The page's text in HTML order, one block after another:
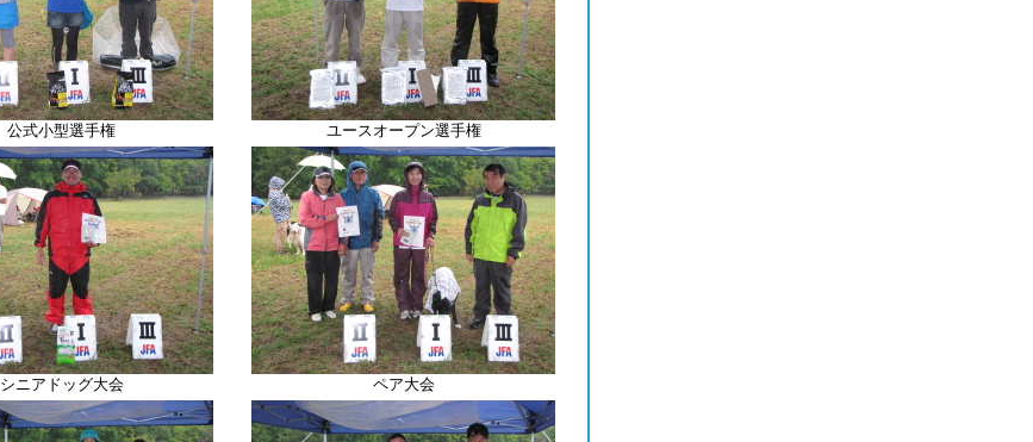
公式小型選手権 ユースオープン選手権
シニアドッグ大会 ペア大会